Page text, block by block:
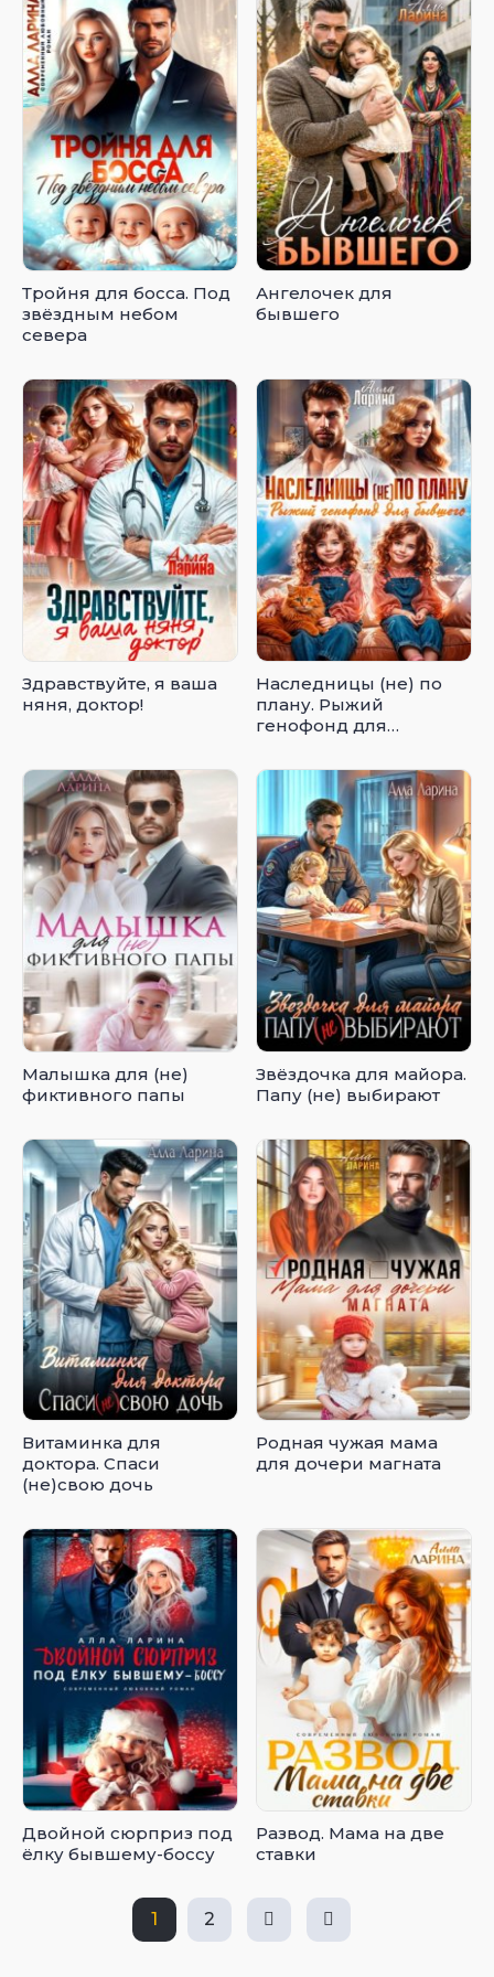
Тройня для босса. Под
звёздным небом
севера
Ангелочек для
бывшего
Здравствуйте, я ваша
няня, доктор!
Наследницы (не) по
плану. Рыжий
генофонд для
Малышка для (не)
фиктивного папы
Звёздочка для майора.
Папу (не) выбирают
Витаминка для
доктора. Спаси
(не)свою дочь
Родная чужая мама
для дочери магната
Двойной сюрприз под
ёлку бывшему-боссу
Развод. Мама на две
ставки
1 2